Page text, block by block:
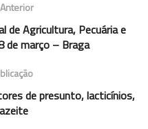
de Agricultura, Pecuária e
de março – Braga
de presunto, lacticínios,